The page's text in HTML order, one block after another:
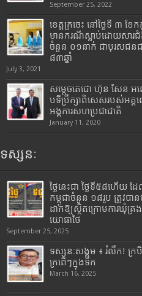
September 25, 2022
ខេត្តក្រចេះ នៅថ្ងៃទី ៣ ខែក
មានករណីស្លាប់ដោយសារ
ចំនួន ០១នាក់ ជាបុរសជនជ
៨៣ឆ្នាំ
July 3, 2021
សម្តេចតេជោ ហ៊ុន សែន អ
បទីប្រឹក្សាពិសេសរបស់អគ្គល
អង្គការសហប្រជាជាតិ
January 11, 2020
ទស្សនៈ
ថ្ងៃនេះជា ថ្ងៃទី៥៨ហើយ ដ
កម្ពុជាចំនួន ១៨រូប ត្រូវបា
ដាក់ឱ្យស្ថិតក្រោមការឃុំគ្រ
យោធាថៃ
September 25, 2025
ទស្សនៈសង្គម ៖ រំលឹក! ក្រ
ក្រពើៗក្នុងទឹក
March 16, 2025